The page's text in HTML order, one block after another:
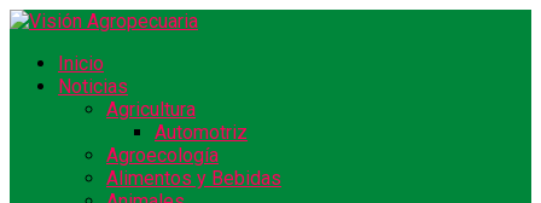
Inicio
Noticias
Agricultura
Automotriz
Agroecología
Alimentos y Bebidas